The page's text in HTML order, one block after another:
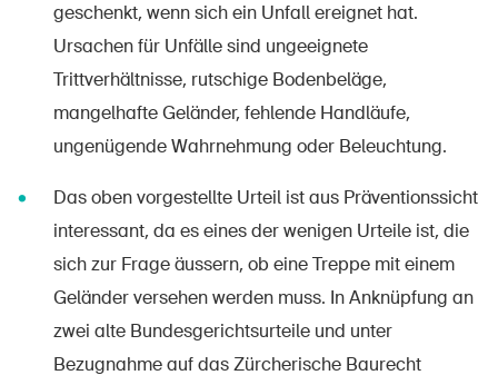
geschenkt, wenn sich ein Unfall ereignet hat.
Ursachen für Unfälle sind ungeeignete
Trittverhältnisse, rutschige Bodenbeläge,
mangelhafte Geländer, fehlende Handläufe,
ungenügende Wahrnehmung oder Beleuchtung.
Das oben vorgestellte Urteil ist aus Präventionssicht
interessant, da es eines der wenigen Urteile ist, die
sich zur Frage äussern, ob eine Treppe mit einem
Geländer versehen werden muss. In Anknüpfung an
zwei alte Bundesgerichtsurteile und unter
Bezugnahme auf das Zürcherische Baurecht